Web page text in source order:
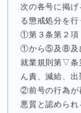
次の各号に掲
る懲戒処分を行
①第３条第２項
①から⑤及⑧及
就業規則第▽
ん責、減給、
②前号の行為が
悪質と認めら